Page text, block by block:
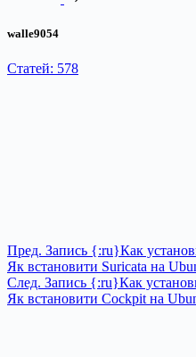
walle9054
Статей: 578
Пред. Запись {:ru}Как
Як встановити Suricata на
След. Запись {:ru}Как
Як встановити Cockpit на